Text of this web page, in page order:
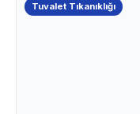
Tuvalet Tıkanıklığı